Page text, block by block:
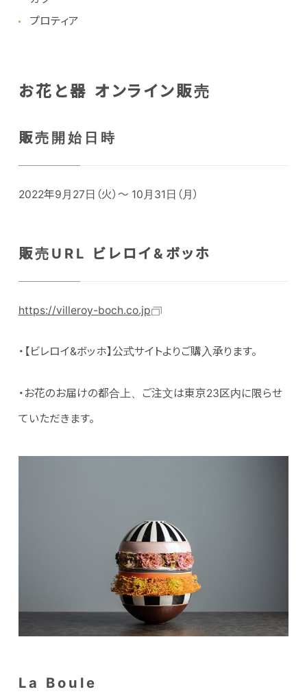
プロティア
お花と器 オンライン販売
販売開始日時
2022年9月27日（火）～ 10月31日（月）
販売URL ビレロイ&ボッホ
https://villeroy-boch.co.jp
・【ビレロイ&ボッホ】公式サイトよりご購入承ります。
・お花のお届けの都合上、ご注文は東京23区内に限らせ
ていただきます。
La Boule